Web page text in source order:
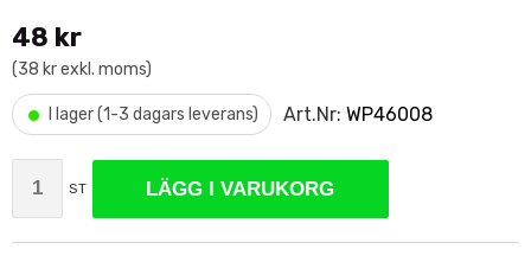
48 kr
(38 kr exkl. moms)
• I lager (1-3 dagars leverans) Art.Nr: WP46008
ST LÄGG I VARUKORG